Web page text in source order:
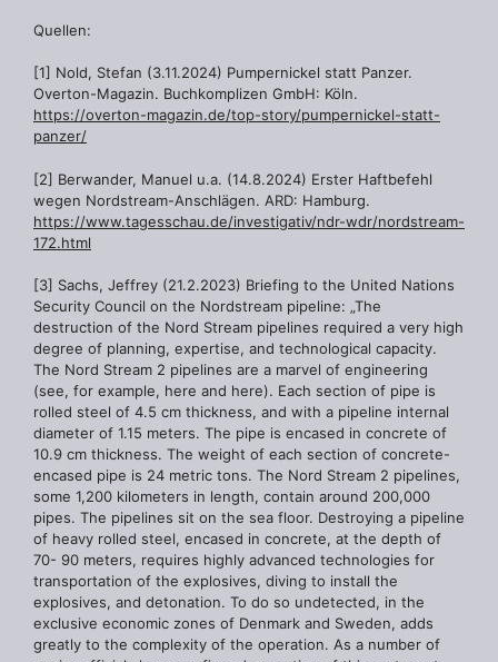
Quellen:
[1] Nold, Stefan (3.11.2024) Pumpernickel statt Panzer.
Overton-Magazin. Buchkomplizen GmbH: Köln.
https://overton-magazin.de/top-story/pumpernickel-statt-
panzer/
[2] Berwander, Manuel u.a. (14.8.2024) Erster Haftbefehl
wegen Nordstream-Anschlägen. ARD: Hamburg.
https://www.tagesschau.de/investigativ/ndr-wdr/nordstream-
172.html
[3] Sachs, Jeffrey (21.2.2023) Briefing to the United Nations
Security Council on the Nordstream pipeline: „The
destruction of the Nord Stream pipelines required a very high
degree of planning, expertise, and technological capacity.
The Nord Stream 2 pipelines are a marvel of engineering
(see, for example, here and here). Each section of pipe is
rolled steel of 4.5 cm thickness, and with a pipeline internal
diameter of 1.15 meters. The pipe is encased in concrete of
10.9 cm thickness. The weight of each section of concrete-
encased pipe is 24 metric tons. The Nord Stream 2 pipelines,
some 1,200 kilometers in length, contain around 200,000
pipes. The pipelines sit on the sea floor. Destroying a pipeline
of heavy rolled steel, encased in concrete, at the depth of
70- 90 meters, requires highly advanced technologies for
transportation of the explosives, diving to install the
explosives, and detonation. To do so undetected, in the
exclusive economic zones of Denmark and Sweden, adds
greatly to the complexity of the operation. As a number of